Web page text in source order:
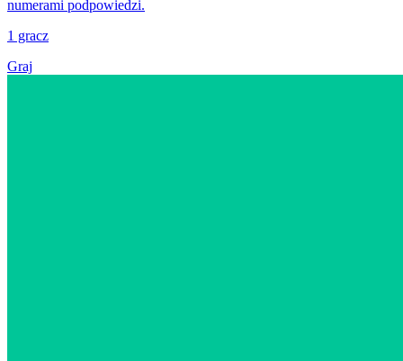
numerami podpowiedzi.
1 gracz
Graj